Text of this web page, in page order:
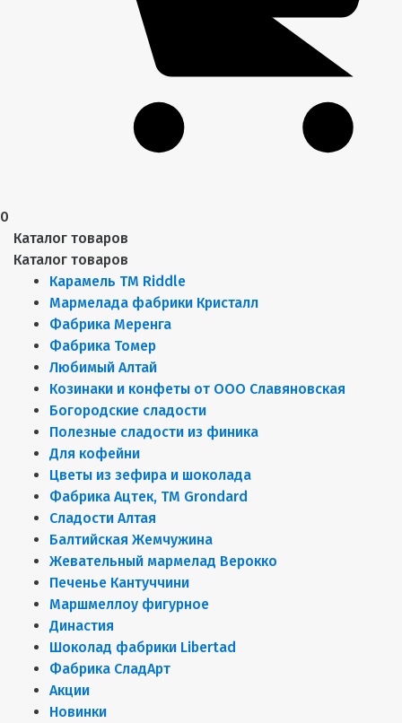
0
Каталог товаров
Каталог товаров
Карамель ТМ Riddle
Мармелада фабрики Кристалл
Фабрика Меренга
Фабрика Томер
Любимый Алтай
Козинаки и конфеты от ООО Славяновская
Богородские сладости
Полезные сладости из финика
Для кофейни
Цветы из зефира и шоколада
Фабрика Ацтек, ТМ Grondard
Сладости Алтая
Балтийская Жемчужина
Жевательный мармелад Верокко
Печенье Кантуччини
Маршмеллоу фигурное
Династия
Шоколад фабрики Libertad
Фабрика СладАрт
Акции
Новинки